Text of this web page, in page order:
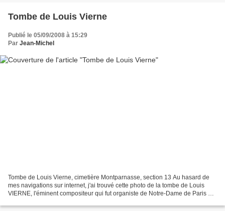
Tombe de Louis Vierne
Publié le 05/09/2008 à 15:29
Par Jean-Michel
Tombe de Louis Vierne, cimetière Montparnasse, section 13 Au hasard de
mes navigations sur internet, j'ai trouvé cette photo de la tombe de Louis
VIERNE, l'éminent compositeur qui fut organiste de Notre-Dame de Paris de